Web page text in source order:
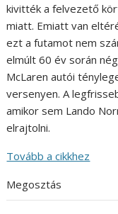
kivitték a felvezető
miatt. Emiatt van
ezt a futamot nem
elmúlt 60 év során
McLaren autói
versenyen. A
amikor sem Lando
elrajtolni.
Tovább a cikkhez
Megosztás